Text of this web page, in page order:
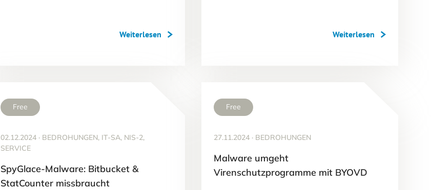
Weiterlesen Weiterlesen
Free
02.12.2024 · BEDROHUNGEN, IT-SA, NIS-2,
SERVICE
SpyGlace-Malware: Bitbucket &
StatCounter missbraucht
Free
27.11.2024 · BEDROHUNGEN
Malware umgeht
Virenschutzprogramme mit BYOVD